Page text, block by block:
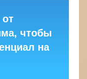
чтобы
на